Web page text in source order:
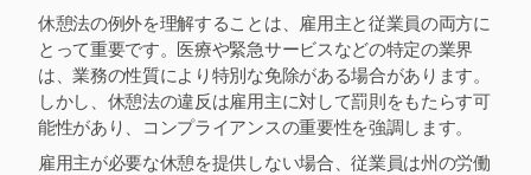
休憩法の例外を理解することは、雇用主と従業員の両方に
とって重要です。医療や緊急サービスなどの特定の業界
は、業務の性質により特別な免除がある場合があります。
しかし、休憩法の違反は雇用主に対して罰則をもたらす可
能性があり、コンプライアンスの重要性を強調します。
雇用主が必要な休憩を提供しない場合、従業員は州の労働